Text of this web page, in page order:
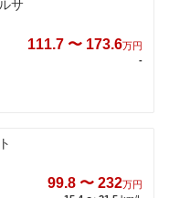
サ
111.7 〜 173.6万円
-
99.8 〜 232万円